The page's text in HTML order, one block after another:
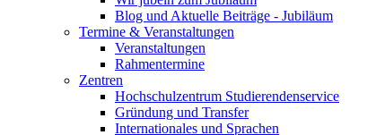
Blog und Aktuelle Beiträge - Jubiläum
Termine & Veranstaltungen
Veranstaltungen
Rahmentermine
Zentren
Hochschulzentrum Studierendenservice
Gründung und Transfer
Internationales und Sprachen